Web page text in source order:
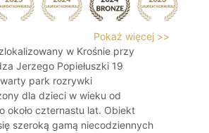
Pokaż więcej >>
w Krośnie przy
Jerzego Popiełuszki 19
park rozrywki
dla dzieci w wieku od
około czternastu lat. Obiekt
szeroką gamą niecodziennych